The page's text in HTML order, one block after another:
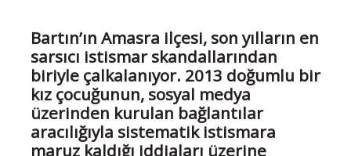
Bartın’ın Amasra ilçesi, son yılların en
sarsıcı istismar skandallarından
biriyle çalkalanıyor. 2013 doğumlu bir
kız çocuğunun, sosyal medya
üzerinden kurulan bağlantılar
aracılığıyla sistematik istismara
maruz kaldığı iddiaları üzerine